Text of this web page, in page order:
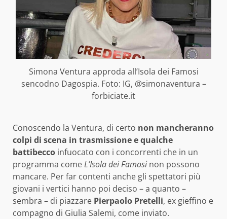
Simona Ventura approda all’Isola dei Famosi
sencodno Dagospia. Foto: IG, @simonaventura –
forbiciate.it
Conoscendo la Ventura, di certo non mancheranno
colpi di scena in trasmissione e qualche
battibecco infuocato con i concorrenti che in un
programma comeL’Isola dei Famosi non possono
mancare. Per far contenti anche gli spettatori più
giovani i vertici hanno poi deciso – a quanto –
sembra – di piazzare Pierpaolo Pretelli, ex gieffino e
compagno di Giulia Salemi, come inviato.